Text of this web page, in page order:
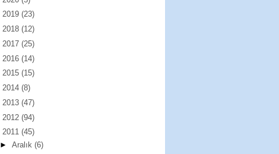
2019 (23)
2018 (12)
2017 (25)
2016 (14)
2015 (15)
2014 (8)
2013 (47)
2012 (94)
2011 (45)
► Aralık (6)